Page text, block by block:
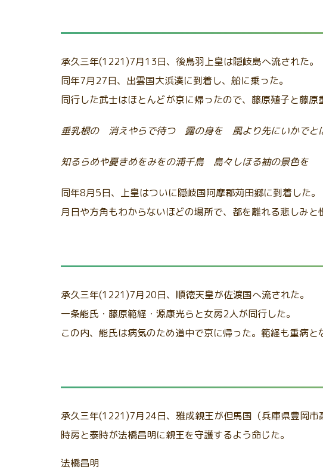
承久三年(1221)7月13日、後鳥羽上皇は隠岐島へ流された。
同年7月27日、出雲国大浜湊に到着し、船に乗った。
同行した武士はほとんどが京に帰ったので、藤原殖子と藤原
垂乳根の 消えやらで待つ 露の身を 風より先にいかでと
知るらめや憂きめをみをの浦千鳥 島々しほる袖の景色を
同年8月5日、上皇はついに隠岐国阿摩郡苅田郷に到着した。
月日や方角もわからないほどの場所で、都を離れる悲しみと
承久三年(1221)7月20日、順徳天皇が佐渡国へ流された。
一条能氏・藤原範経・源康光らと女房2人が同行した。
この内、能氏は病気のため道中で京に帰った。範経も重病と
承久三年(1221)7月24日、雅成親王が但馬国（兵庫県豊岡市
時房と泰時が法橋昌明に親王を守護するよう命じた。
法橋昌明